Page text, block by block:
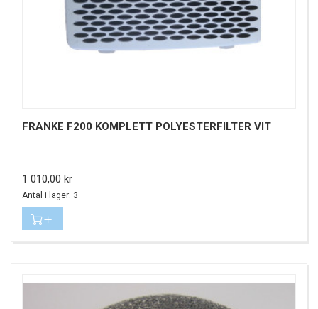
FRANKE F200 KOMPLETT POLYESTERFILTER VIT
Pris
1 010,00 kr
Antal i lager: 3